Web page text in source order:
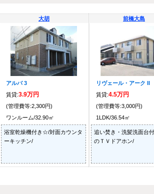
大胡
アルバ 3
賃貸:3.9万円
(管理費等:2,300円)
ワンルーム/32.90㎡
浴室乾燥機付き☆/対面カウンタ
ーキッチン/
前橋大島
リヴェール・アーク II
賃貸:4.5万円
(管理費等:3,000円)
1LDK/36.54㎡
追い焚き・洗髪洗面台
のＴＶドアホン/